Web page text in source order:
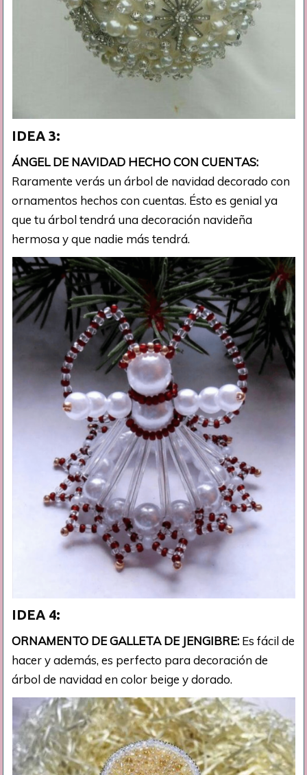
IDEA 3:
ÁNGEL DE NAVIDAD HECHO CON CUENTAS:
Raramente verás un árbol de navidad decorado con
ornamentos hechos con cuentas. Ésto es genial ya
que tu árbol tendrá una decoración navideña
hermosa y que nadie más tendrá.
IDEA 4:
ORNAMENTO DE GALLETA DE JENGIBRE: Es fácil de
hacer y además, es perfecto para decoración de
árbol de navidad en color beige y dorado.